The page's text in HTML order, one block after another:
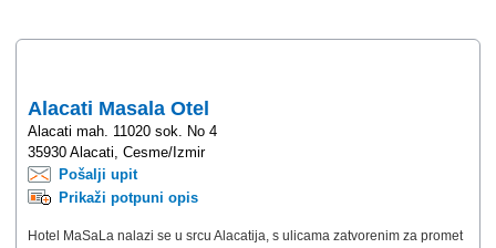
Alacati Masala Otel
Alacati mah. 11020 sok. No 4
35930 Alacati, Cesme/Izmir
Pošalji upit
Prikaži potpuni opis
Hotel MaSaLa nalazi se u srcu Alacatija, s ulicama zatvorenim za promet